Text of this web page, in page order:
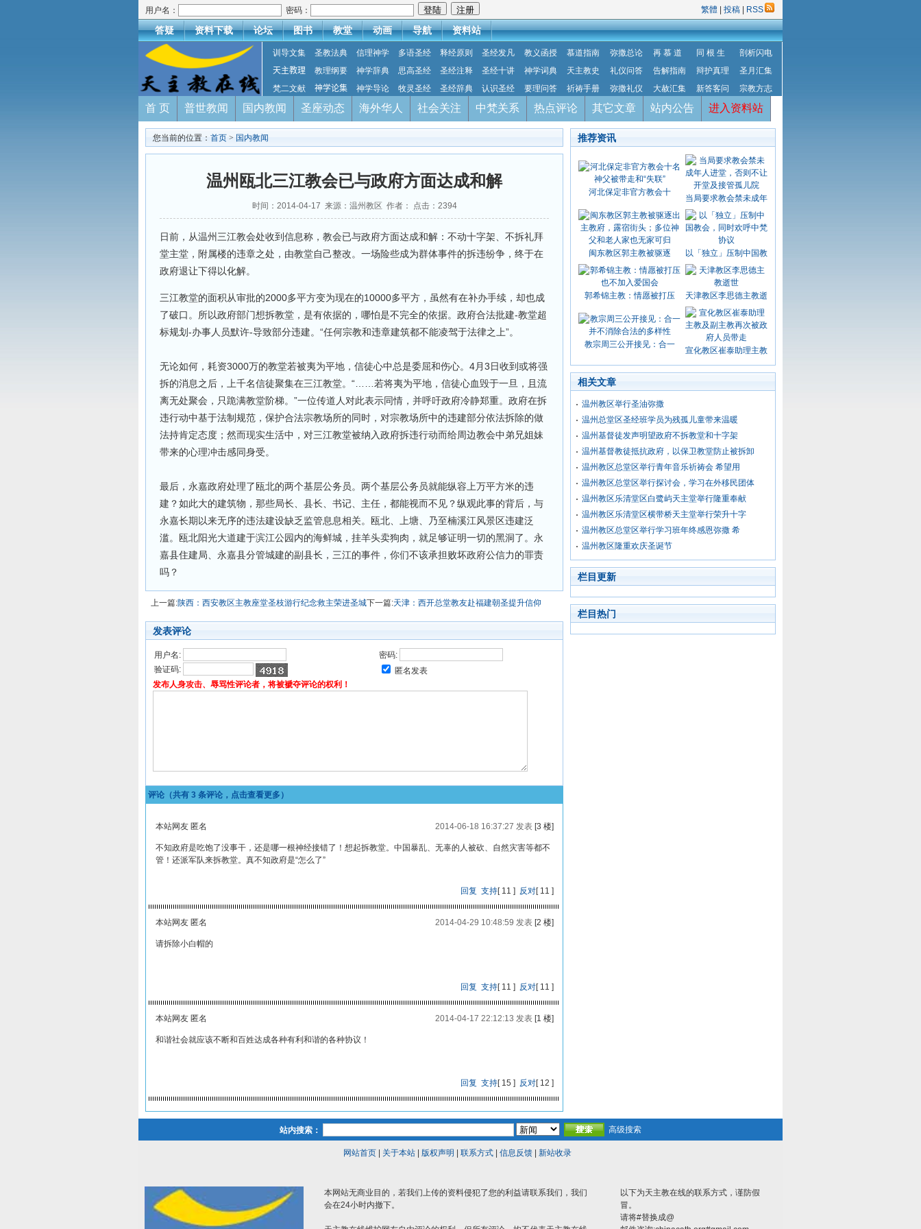
用户名： 密码： 繁體 投稿 RSS
答疑 资料下载 论坛 图书 教堂 动画 导航 资料站
训导文集 圣教法典 信理神学 多语圣经 释经原则 圣经发凡 教义函授 慕道指南 弥撒总论 再 慕 道 同 根 生
剖析闪电
天主教理
教理纲要 神学辞典 思高圣经 圣经注释 圣经十讲 神学词典 天主教史 礼仪问答 告解指南 辩护真理
圣月汇集
梵二文献
神学论集 神学导论 牧灵圣经 圣经辞典 认识圣经 要理问答 祈祷手册 弥撒礼仪 大赦汇集 新答客问 宗教方志
首 页 普世教闻 国内教闻 圣座动态 海外华人 社会关注 中梵关系 热点评论 其它文章 站内公告 进入资料站
您当前的位置： 首页 > 国内教闻
温州瓯北三江教会已与政府方面达成和解
时间：2014-04-17 来源：温州教区 作者： 点击： 2394
日前，从温州三江教会处收到信息称，教会已与政府方面达成和解：不动十字架、不拆礼拜
堂主堂，附属楼的违章之处，由教堂自己整改。一场险些成为群体事件的拆违纷争，终于在
政府退让下得以化解。
三江教堂的面积从审批的2000多平方变为现在的10000多平方，虽然有在补办手续，却也成
了破口。所以政府部门想拆教堂，是有依据的，哪怕是不完全的依据。政府合法批建-教堂超
标规划-办事人员默许-导致部分违建。“任何宗教和违章建筑都不能凌驾于法律之上”。
无论如何，耗资3000万的教堂若被夷为平地，信徒心中总是委屈和伤心。4月3日收到或将强
拆的消息之后，上千名信徒聚集在三江教堂。“……若将夷为平地，信徒心血毁于一旦，且流
离无处聚会，只跪满教堂阶梯。”一位传道人对此表示同情，并呼吁政府冷静郑重。政府在拆
违行动中基于法制规范，保护合法宗教场所的同时，对宗教场所中的违建部分依法拆除的做
法持肯定态度；然而现实生活中，对三江教堂被纳入政府拆违行动而给周边教会中弟兄姐妹
带来的心理冲击感同身受。
最后，永嘉政府处理了瓯北的两个基层公务员。两个基层公务员就能纵容上万平方米的违
建？如此大的建筑物，那些局长、县长、书记、主任，都能视而不见？纵观此事的背后，与
永嘉长期以来无序的违法建设缺乏监管息息相关。瓯北、上塘、乃至楠溪江风景区违建泛
滥。瓯北阳光大道建于滨江公园内的海鲜城，挂羊头卖狗肉，就足够证明一切的黑洞了。永
嘉县住建局、永嘉县分管城建的副县长，三江的事件，你们不该承担败坏政府公信力的罪责
吗？
上一篇:陕西：西安教区主教座堂圣枝游行纪念救主荣进圣城下一篇:天津：西开总堂教友赴福建朝圣提升信仰
发表评论
用户名:
密码:
验证码:
匿名发表
发布人身攻击、辱骂性评论者，将被褫夺评论的权利！
评论（共有 3 条评论，点击查看更多）
本站网友 匿名 2014-06-18 16:37:27 发表[3 楼]
不知政府是吃饱了没事干，还是哪一根神经接错了！想起拆教堂。中国暴乱、无辜的人被砍、自然灾害等都不
管！还派军队来拆教堂。真不知政府是“怎么了”
回复 支持[11 ] 反对[11 ]
本站网友 匿名 2014-04-29 10:48:59 发表[2 楼]
请拆除小白帽的
回复 支持[11 ] 反对[11 ]
本站网友 匿名 2014-04-17 22:12:13 发表[1 楼]
和谐社会就应该不断和百姓达成各种有利和谐的各种协议！
回复 支持[15 ] 反对[12 ]
推荐资讯
河北保定非官方教会十
当局要求教会禁未成年
闽东教区郭主教被驱逐 以「独立」压制中国教
郭希锦主教：情愿被打压 天津教区李思德主教逝
教宗周三公开接见：合一
宣化教区崔泰助理主教
相关文章
温州教区举行圣油弥撒
温州总堂区圣经班学员为残孤儿童带来温暖
温州基督徒发声明望政府不拆教堂和十字架
温州基督教徒抵抗政府，以保卫教堂防止被拆卸
温州教区总堂区举行青年音乐祈祷会 希望用
温州教区总堂区举行探讨会，学习在外移民团体
温州教区乐清堂区白鹭屿天主堂举行隆重奉献
温州教区乐清堂区横带桥天主堂举行荣升十字
温州教区总堂区举行学习班年终感恩弥撒 希
温州教区隆重欢庆圣诞节
栏目更新
栏目热门
站内搜索： 高级搜索
网站首页| 关于本站| 版权声明 联系方式| 信息反馈| 新站收录
本网站无商业目的，若我们上传的资料侵犯了您的利益请联系我们，我们
会在24小时内撤下。
以下为天主教在线的联系方式，谨防假
冒。
请将#替换成@